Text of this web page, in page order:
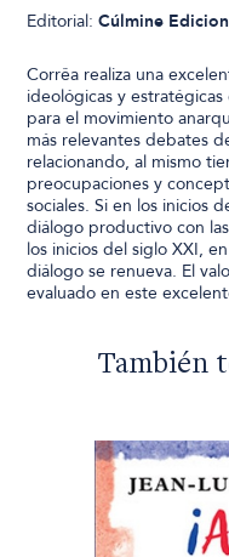
Editorial:Cúlmine
Corrêa realiza una
ideológicas y
para el movimiento
más relevantes debates
relacionando, al mismo
preocupaciones y
sociales. Si en los inicios
diálogo productivo con
los inicios del siglo XXI,
diálogo se renueva. El
evaluado en este
También